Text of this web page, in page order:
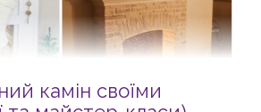
камін своїми